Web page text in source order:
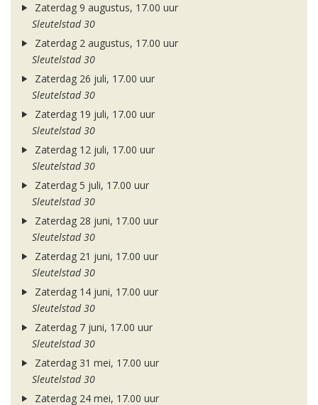
Zaterdag 9 augustus, 17.00 uur
Sleutelstad 30
Zaterdag 2 augustus, 17.00 uur
Sleutelstad 30
Zaterdag 26 juli, 17.00 uur
Sleutelstad 30
Zaterdag 19 juli, 17.00 uur
Sleutelstad 30
Zaterdag 12 juli, 17.00 uur
Sleutelstad 30
Zaterdag 5 juli, 17.00 uur
Sleutelstad 30
Zaterdag 28 juni, 17.00 uur
Sleutelstad 30
Zaterdag 21 juni, 17.00 uur
Sleutelstad 30
Zaterdag 14 juni, 17.00 uur
Sleutelstad 30
Zaterdag 7 juni, 17.00 uur
Sleutelstad 30
Zaterdag 31 mei, 17.00 uur
Sleutelstad 30
Zaterdag 24 mei, 17.00 uur